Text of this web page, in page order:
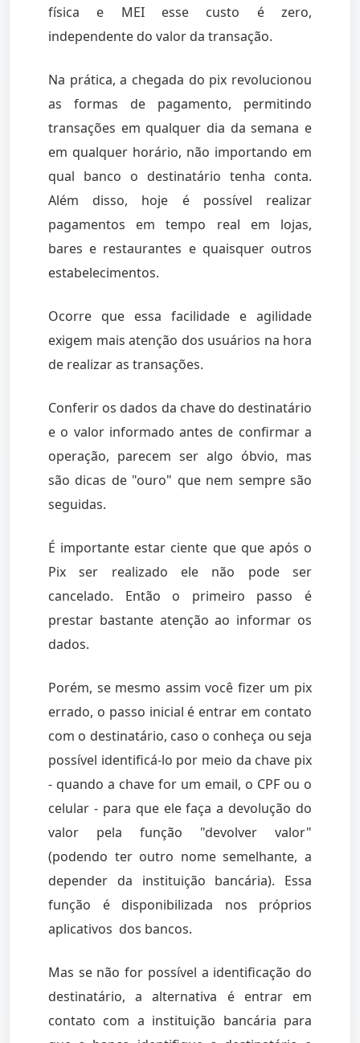
física e MEI esse custo é zero,
independente do valor da transação.
Na prática, a chegada do pix revolucionou
as formas de pagamento, permitindo
transações em qualquer dia da semana e
em qualquer horário, não importando em
qual banco o destinatário tenha conta.
Além disso, hoje é possível realizar
pagamentos em tempo real em lojas,
bares e restaurantes e quaisquer outros
estabelecimentos.
Ocorre que essa facilidade e agilidade
exigem mais atenção dos usuários na hora
de realizar as transações.
Conferir os dados da chave do destinatário
e o valor informado antes de confirmar a
operação, parecem ser algo óbvio, mas
são dicas de "ouro" que nem sempre são
seguidas.
É importante estar ciente que que após o
Pix ser realizado ele não pode ser
cancelado. Então o primeiro passo é
prestar bastante atenção ao informar os
dados.
Porém, se mesmo assim você fizer um pix
errado, o passo inicial é entrar em contato
com o destinatário, caso o conheça ou seja
possível identificá-lo por meio da chave pix
- quando a chave for um email, o CPF ou o
celular - para que ele faça a devolução do
valor pela função "devolver valor"
(podendo ter outro nome semelhante, a
depender da instituição bancária). Essa
função é disponibilizada nos próprios
aplicativos dos bancos.
Mas se não for possível a identificação do
destinatário, a alternativa é entrar em
contato com a instituição bancária para